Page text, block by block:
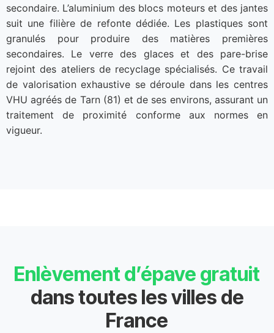
secondaire. L’aluminium des blocs moteurs et des jantes
suit une filière de refonte dédiée. Les plastiques sont
granulés pour produire des matières premières
secondaires. Le verre des glaces et des pare-brise
rejoint des ateliers de recyclage spécialisés. Ce travail
de valorisation exhaustive se déroule dans les centres
VHU agréés de Tarn (81) et de ses environs, assurant un
traitement de proximité conforme aux normes en
vigueur.
Enlèvement d’épave gratuit
dans toutes les villes de
France